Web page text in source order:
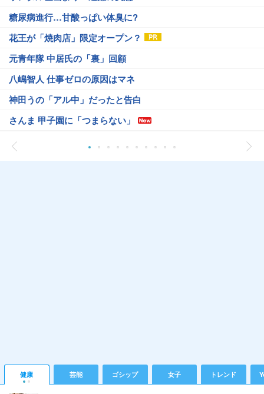
糖尿病進行…甘酸っぱい体臭に?
花王が「焼肉店」限定オープン？
元青年隊 中居氏の「裏」回顧
八嶋智人 仕事ゼロの原因はマネ
神田うの「アル中」だったと告白
さんま 甲子園に「つまらない」
健康 芸能 ゴシップ 女子 トレンド